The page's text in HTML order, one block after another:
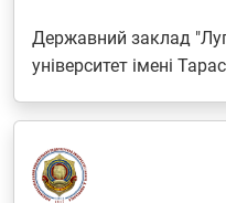
Державний заклад
університет імені